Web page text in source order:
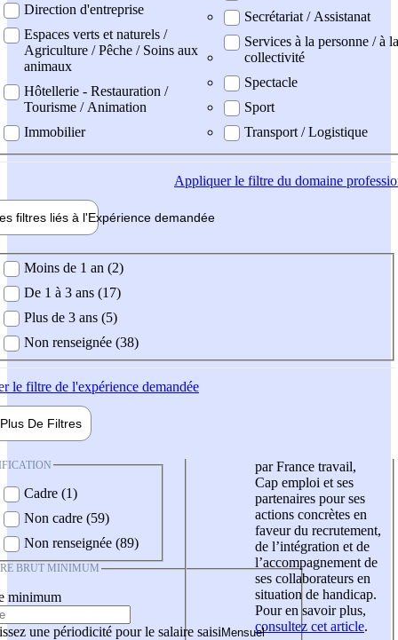
Direction d'entreprise
Espaces verts et naturels /
Agriculture / Pêche / Soins aux
animaux
Hôtellerie - Restauration /
Tourisme / Animation
Immobilier
Secrétariat / Assistanat
Services à la personne / à la
collectivité
Spectacle
Sport
Transport / Logistique
Appliquerle filtre du domaine
filtres liés à l'Expérience demandée
demandée
Moins de 1 an (2)
De 1 à 3 ans (17)
Plus de 3 ans (5)
Non renseignée (38)
le filtre de l'expérience demandée
Plus De Filtres
Cadre (1)
Non cadre (59)
Non renseignée (89)
BRUT MINIMUM
minimum
une périodicité pour le salaire saisi
par France travail,
Cap emploi et ses
partenaires pour ses
actions concrètes en
faveur du recrutement,
de l’intégration et de
l’accompagnement de
ses collaborateurs en
situation de handicap.
Pour en savoir plus,
consultez cet article.